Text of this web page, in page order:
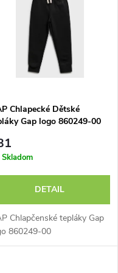
Chlapecké Dětské
Gap logo 860249-00
Skladom
DETAIL
Chlapčenské tepláky Gap
860249-00